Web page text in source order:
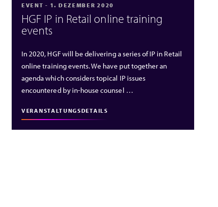
EVENT - 1. DEZEMBER 2020
HGF IP in Retail online training
events
In 2020, HGF will be delivering a series of IP in Retail
online training events. We have put together an
agenda which considers topical IP issues
encountered by in-house counsel …
VERANSTALTUNGSDETAILS